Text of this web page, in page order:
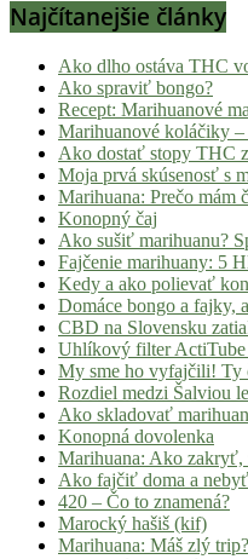
Najčítanejšie články
Ako dlho ostáva THC
Ako spraviť bongo?
Recept: Marihuanové
Marihuanové koláčiky –
Ako dostať stopy THC
Moja prvá skúsenosť s
Marihuana: Prečo mám
Konopný čaj
Ako sušiť marihuanu?
Fajčenie marihuany: 5
Kedy a ako polievať
Domáce bongo a fajky,
CBD na Slovensku
Uhlíkový filter ActiTube
My sme ho vyfajčili! Ty
Rozdiel medzi Šalviou
Ako skladovať
Konopná dovolenka
Marihuana: Ako zakryť,
Ako fajčiť doma a
420 – Čo to znamená?
Marocký hašiš (kif)
Marihuana: Máš zlý